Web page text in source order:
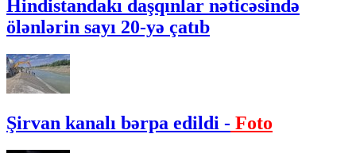
Hindistandakı daşqınlar nəticəsində
ölənlərin sayı 20-yə çatıb
Şirvan kanalı bərpa edildi - Foto